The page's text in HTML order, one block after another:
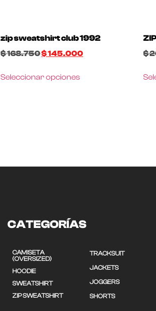
zip sweatshirt club 1992
$168.750$145.000
Seleccionar opciones
$
CATEGORÍAS
CAMISETA
(OVERSIZED)
HOODIE
SWEATSHIRT
ZIP SWEATSHIRT
TRACKSUIT
JACKETS
JOGGERS
SHORTS